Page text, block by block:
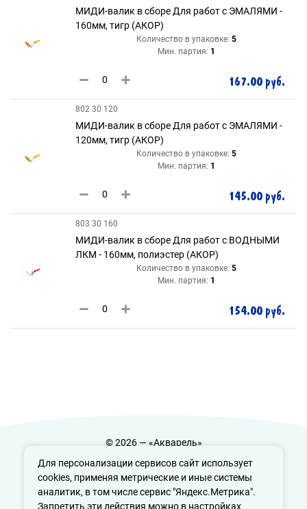
Для персонализации сервисов сайт использует
cookies, применяя метрические и иные системы
аналитик, в том числе сервис "Яндекс.Метрика".
Запретить эти действия можно в настройках
МИДИ-валик в сборе Для работ с ЭМАЛЯМИ -
160мм, тигр (АКОР)
Количество в упаковке: 5
Мин. партия: 1
167.00 руб.
802 30 120
МИДИ-валик в сборе Для работ с ЭМАЛЯМИ -
120мм, тигр (АКОР)
Количество в упаковке: 5
Мин. партия: 1
145.00 руб.
803 30 160
МИДИ-валик в сборе Для работ с ВОДНЫМИ
ЛКМ - 160мм, полиэстер (АКОР)
Количество в упаковке: 5
Мин. партия: 1
154.00 руб.
© 2026 — «Акварель»
Политика конфиденциальности